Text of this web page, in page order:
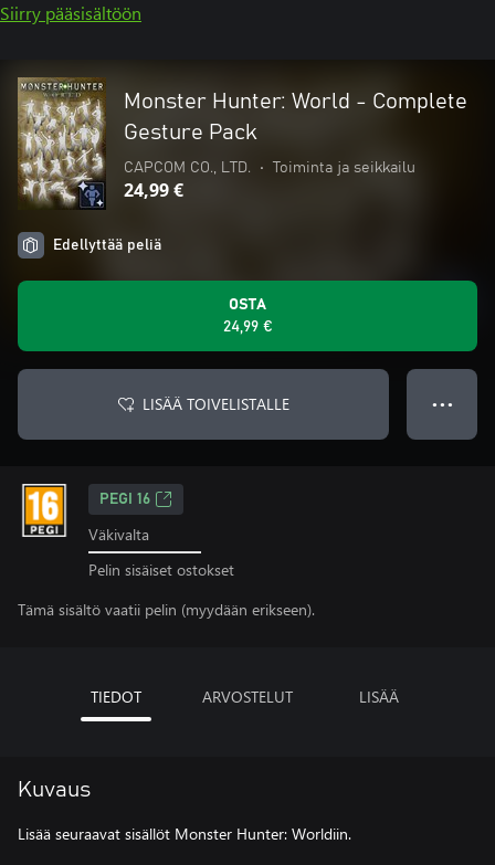
Siirry pääsisältöön
Monster Hunter: World - Complete
Gesture Pack
CAPCOM CO., LTD. • Toiminta ja seikkailu
24,99 €
Edellyttää peliä
OSTA
24,99 €
LISÄÄ TOIVELISTALLE ● ● ●
PEGI 16
Väkivalta
Pelin sisäiset ostokset
Tämä sisältö vaatii pelin (myydään erikseen).
TIEDOT ARVOSTELUT LISÄÄ
Kuvaus
Lisää seuraavat sisällöt Monster Hunter: Worldiin.